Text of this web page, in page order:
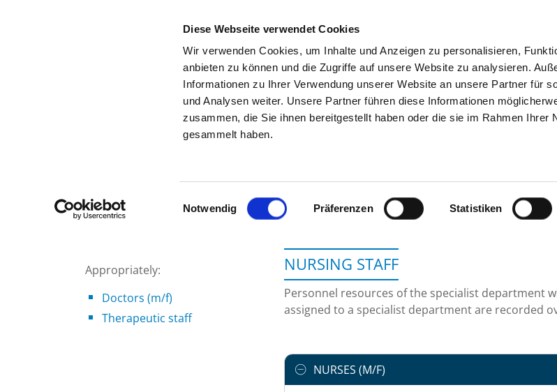
Diese Webseite verwendet Cookies
Wir verwenden Cookies, um Inhalte und Anzeigen zu personalisieren,
anbieten zu können und die Zugriffe auf unsere Website zu analysieren.
Informationen zu Ihrer Verwendung unserer Website an unsere Partner für
und Analysen weiter. Unsere Partner führen diese Informationen
zusammen, die Sie ihnen bereitgestellt haben oder die sie im Rahmen Ihrer
gesammelt haben.
Einwilligungsauswahl
Notwendig Präferenzen Statistiken
SEARCH TIPS & HELP
To the specialist department
Appropriately:
Doctors (m/f)
Therapeutic staff
NURSING STAFF
Personnel resources of the specialist department
assigned to a specialist department are recorded
NURSES (M/F)